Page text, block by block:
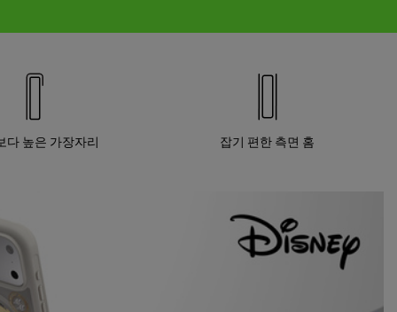
다 높은 가장자리 잡기 편한 측면 홈